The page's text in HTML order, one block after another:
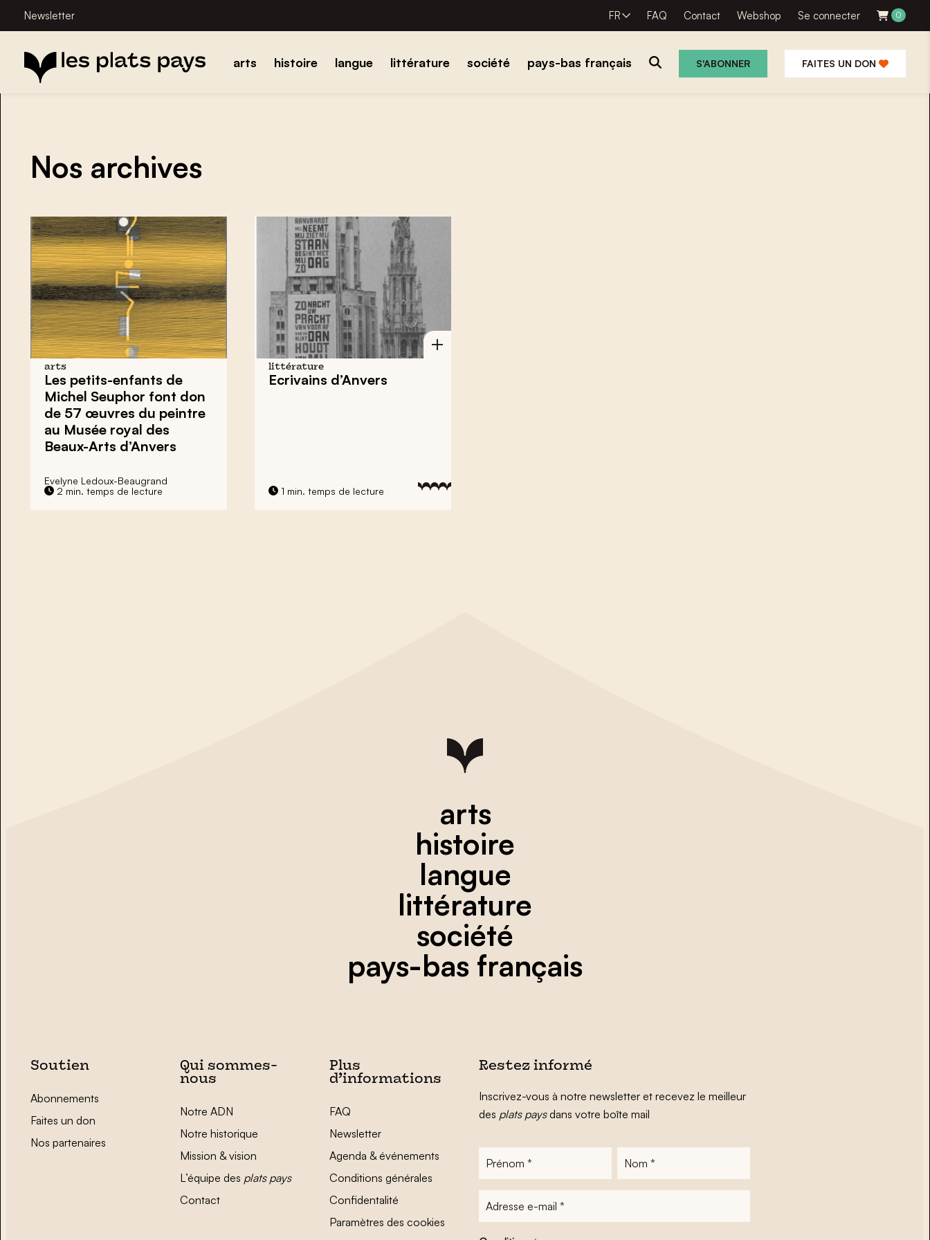
Newsletter FR FAQ Contact Webshop Se connecter 0
arts histoire langue littérature société pays-bas français S'ABONNER FAITES UN DON
Nos archives
arts
Les petits-enfants de
Michel Seuphor font don
de 57 œuvres du peintre
au Musée royal des
Beaux-Arts d’Anvers
Evelyne Ledoux-Beaugrand
2 min. temps de lecture
littérature
Ecrivains d’Anvers
1 min. temps de lecture
arts
histoire
langue
littérature
société
pays-bas français
Soutien
Abonnements
Faites un don
Nos partenaires
Qui sommes-
nous
Notre ADN
Notre historique
Mission & vision
L’équipe des plats pays
Contact
Plus
d’informations
FAQ
Newsletter
Agenda & événements
Conditions générales
Confidentalité
Paramètres des cookies
Restez informé
Inscrivez-vous à notre newsletter et recevez le meilleur
des plats paysdans votre boîte mail
mail